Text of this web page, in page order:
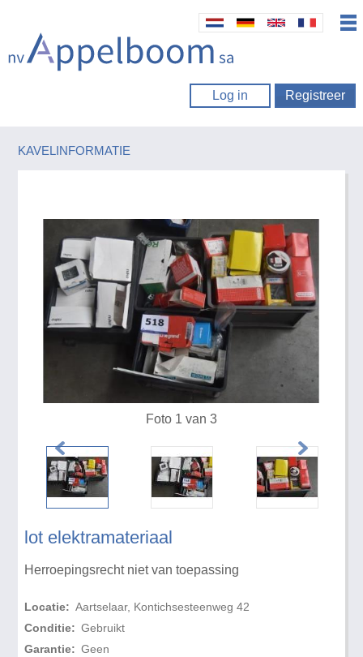
Log in Registreer
KAVELINFORMATIE
lot elektramateriaal
Herroepingsrecht niet van toepassing
Locatie: Aartselaar, Kontichsesteenweg 42
Conditie: Gebruikt
Garantie: Geen
Foto 1 van 3